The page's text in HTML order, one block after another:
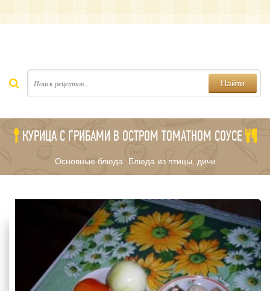
Найти
КУРИЦА С ГРИБАМИ В ОСТРОМ ТОМАТНОМ СОУСЕ
Основные блюда/ Блюда из птицы, дичи